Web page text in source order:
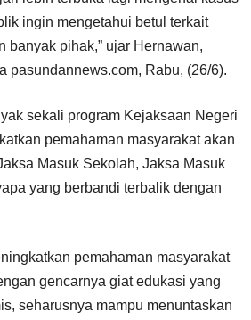
ingin mengetahui betul terkait
banyak pihak,” ujar Hernawan,
pasundannews.com, Rabu, (26/6).
sekali program Kejaksaan Negeri
pemahaman masyarakat akan
Masuk Sekolah, Jaksa Masuk
yang berbandi terbalik dengan
pemahaman masyarakat
gencarnya giat edukasi yang
seharusnya mampu menuntaskan